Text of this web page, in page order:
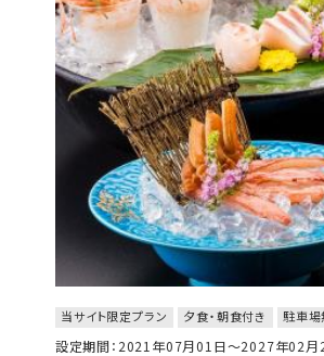
当サイト限定プラン 夕食・朝食付き 駐車場
設定期間：2021年07月01日～2027年02月